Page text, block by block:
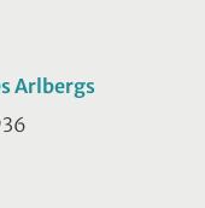
Arlbergs